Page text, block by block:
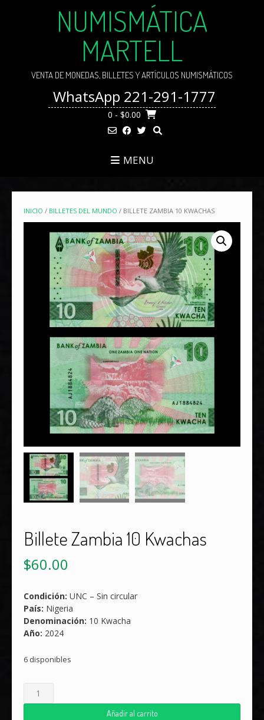
NUMISMÁTICA
MARTELL
VENTA DE MONEDAS, BILLETES Y ARTÍCULOS NUMISMÁTICOS
WhatsApp 221-291-1777
0 - $0.00
MENU
INICIO / BILLETES DEL MUNDO / BILLETE ZAMBIA 10 KWACHAS
Billete Zambia 10 Kwachas
$60.00
Condición: UNC – Sin circular
País: Nigeria
Denominación: 10 Kwacha
Año: 2024
6 disponibles
Billete
Añadir al carrito